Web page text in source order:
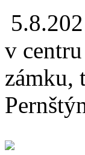
v
zámku,